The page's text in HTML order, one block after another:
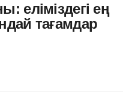
еліміздегі ең
тағамдар